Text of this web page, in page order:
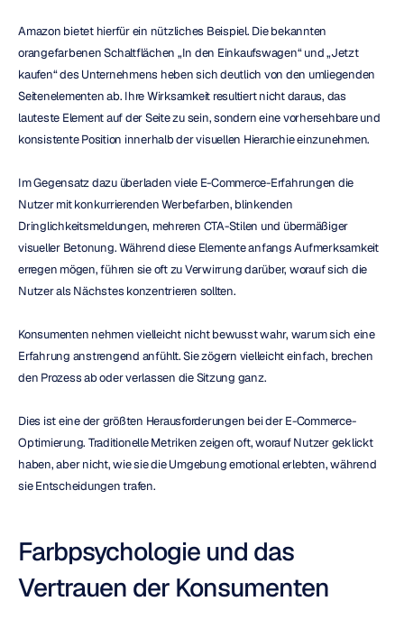
Amazon bietet hierfür ein nützliches Beispiel. Die bekannten
orangefarbenen Schaltflächen „In den Einkaufswagen“ und „Jetzt
kaufen“ des Unternehmens heben sich deutlich von den umliegenden
Seitenelementen ab. Ihre Wirksamkeit resultiert nicht daraus, das
lauteste Element auf der Seite zu sein, sondern eine vorhersehbare und
konsistente Position innerhalb der visuellen Hierarchie einzunehmen.
Im Gegensatz dazu überladen viele E-Commerce-Erfahrungen die
Nutzer mit konkurrierenden Werbefarben, blinkenden
Dringlichkeitsmeldungen, mehreren CTA-Stilen und übermäßiger
visueller Betonung. Während diese Elemente anfangs Aufmerksamkeit
erregen mögen, führen sie oft zu Verwirrung darüber, worauf sich die
Nutzer als Nächstes konzentrieren sollten.
Konsumenten nehmen vielleicht nicht bewusst wahr, warum sich eine
Erfahrung anstrengend anfühlt. Sie zögern vielleicht einfach, brechen
den Prozess ab oder verlassen die Sitzung ganz.
Dies ist eine der größten Herausforderungen bei der E-Commerce-
Optimierung. Traditionelle Metriken zeigen oft, worauf Nutzer geklickt
haben, aber nicht, wie sie die Umgebung emotional erlebten, während
sie Entscheidungen trafen.
Farbpsychologie und das
Vertrauen der Konsumenten